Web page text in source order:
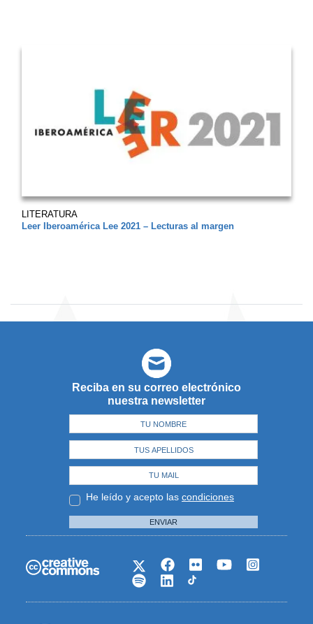
LITERATURA
Leer Iberoamérica Lee 2021 – Lecturas al margen
Reciba en su correo electrónico
nuestra newsletter
He leído y acepto las condiciones
ENVIAR